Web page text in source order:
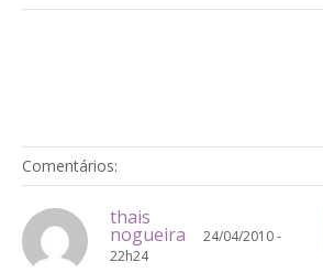
Comentários:
thais
nogueira
24/04/2010 -
22h24